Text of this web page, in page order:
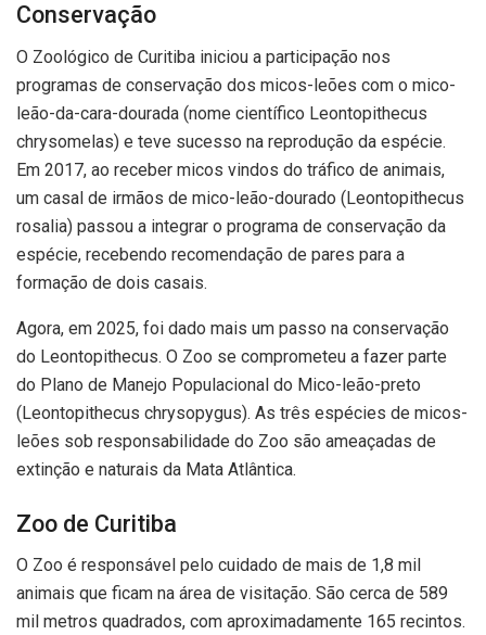
Conservação
O Zoológico de Curitiba iniciou a participação nos
programas de conservação dos micos-leões com o mico-
leão-da-cara-dourada (nome científico Leontopithecus
chrysomelas) e teve sucesso na reprodução da espécie.
Em 2017, ao receber micos vindos do tráfico de animais,
um casal de irmãos de mico-leão-dourado (Leontopithecus
rosalia) passou a integrar o programa de conservação da
espécie, recebendo recomendação de pares para a
formação de dois casais.
Agora, em 2025, foi dado mais um passo na conservação
do Leontopithecus. O Zoo se comprometeu a fazer parte
do Plano de Manejo Populacional do Mico-leão-preto
(Leontopithecus chrysopygus). As três espécies de micos-
leões sob responsabilidade do Zoo são ameaçadas de
extinção e naturais da Mata Atlântica.
Zoo de Curitiba
O Zoo é responsável pelo cuidado de mais de 1,8 mil
animais que ficam na área de visitação. São cerca de 589
mil metros quadrados, com aproximadamente 165 recintos.